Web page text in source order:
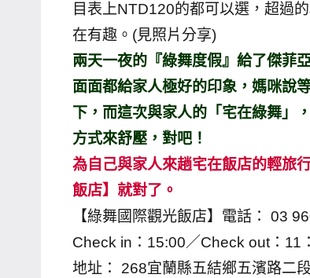
達
人
對
象。
目表上NTD120的都可以選，超過
在有趣。(見照片分享)
兩天一夜的『綠舞度假』給了傑菲
面面都給家人極好的印象，媽咪說
下，而這次與家人的「宅在綠舞」
方式來舒壓，對吧！
為自己與家人來趟宅在飯店的輕旅
飯店】就對了。
【綠舞國際觀光飯店】電話： 03
Check in：15:00／Check out：11
地址： 268宜蘭縣五結鄉五濱路二